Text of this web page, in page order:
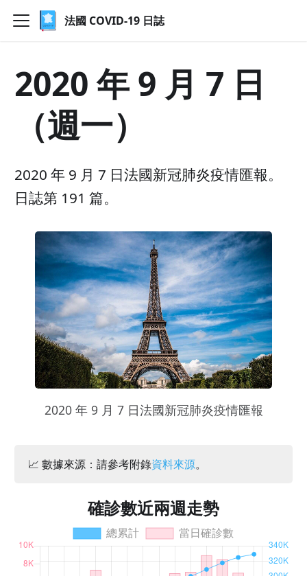
法國 COVID-19 日誌
2020 年 9 月 7 日
（週一）
2020 年 9 月 7 日法國新冠肺炎疫情匯報。
日誌第 191 篇。
2020 年 9 月 7 日法國新冠肺炎疫情匯報
📈 數據來源：請參考附錄資料來源。
確診數近兩週走勢